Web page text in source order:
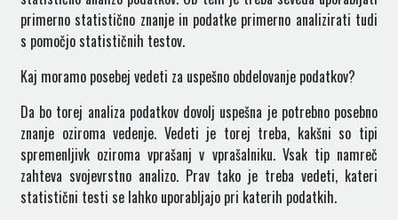
primerno statistično znanje in podatke primerno analizirati tudi
s pomočjo statističnih testov.
Kaj moramo posebej vedeti za uspešno obdelovanje podatkov?
Da bo torej analiza podatkov dovolj uspešna je potrebno posebno
znanje oziroma vedenje. Vedeti je torej treba, kakšni so tipi
spremenljivk oziroma vprašanj v vprašalniku. Vsak tip namreč
zahteva svojevrstno analizo. Prav tako je treba vedeti, kateri
statistični testi se lahko uporabljajo pri katerih podatkih.